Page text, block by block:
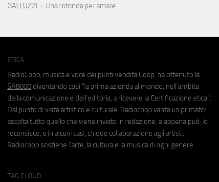
GALLUZZI – Una rotonda per amare
ETICA
RadioCoop, musica e voce dei punti vendita Coop, ha ottenuto la
SA8000 diventando così "la prima azienda al mondo, nell'ambito
della comunicazione e dell'editoria, a ricevere la Certificazione etica".
Dal punto di vista artistico e culturale, Radiocoop vanta un primato:
ascolta tutto quello che viene inviato in redazione, e appena può, lo
recensisce, e in alcuni casi, chiede collaborazione agli artisti.
Radiocoop sostiene l'arte, la cultura e la musica di ogni genere.
TAG CLOUD